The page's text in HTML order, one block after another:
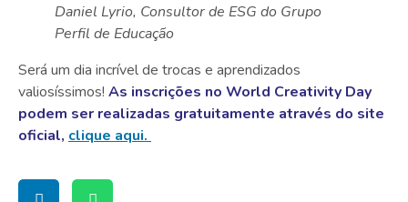
Daniel Lyrio, Consultor de ESG do Grupo
Perfil de Educação
Será um dia incrível de trocas e aprendizados
valiosíssimos! As inscrições no World Creativity Day
podem ser realizadas gratuitamente através do site
oficial, clique aqui.